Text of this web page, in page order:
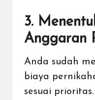
3.
Anggaran
Anda sudah
biaya
sesuai